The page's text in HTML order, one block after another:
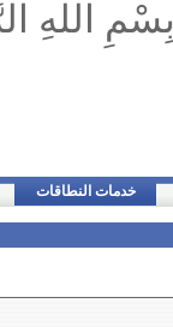
بِسْمِ اللهِ
خدمات النطاقات